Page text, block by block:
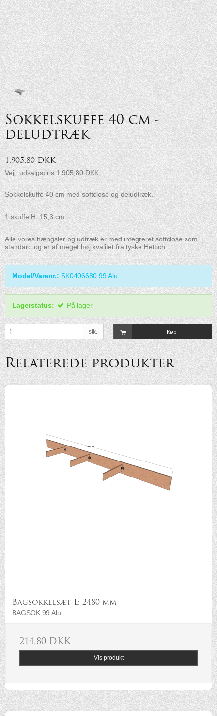
Sokkelskuffe 40 cm -
deludtræk
1.905,80 DKK
Vejl. udsalgspris 1.905,80 DKK
Sokkelskuffe 40 cm med softclose og deludtræk.
1 skuffe H: 15,3 cm
Alle vores hængsler og udtræk er med integreret softclose som
standard og er af meget høj kvalitet fra tyske Hettich.
Model/Varenr.: SK0406680 99 Alu
Lagerstatus: På lager
stk. Køb
Relaterede produkter
Bagsokkelsæt L: 2480 mm
BAGSOK 99 Alu
214,80 DKK
Vis produkt